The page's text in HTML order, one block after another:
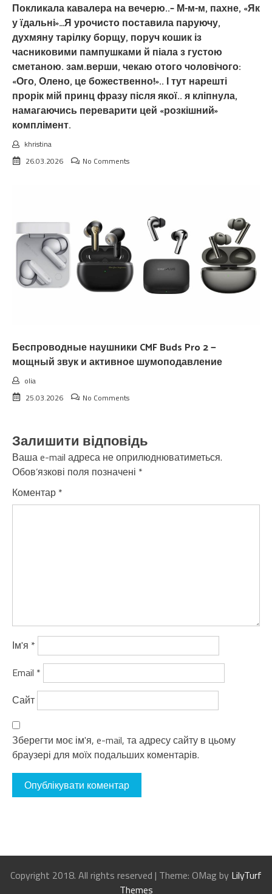
Покликала кавалера на вечерю..– М-м-м, пахне, «Як
у їдальні»…Я урочисто поставила паруючу,
духмяну тарілку борщу, поруч кошик із
часниковими пампушками й піала з густою
сметаною. зам.верши, чекаю отого чоловічого:
«Ого, Олено, це божественно!».. І тут нарешті
прорік мій принц фразу після якої.. я кліпнула,
намагаючись переварити цей «розкішний»
комплімент.
khristina
26.03.2026
No Comments
Беспроводные наушники CMF Buds Pro 2 —
мощный звук и активное шумоподавление
olia
25.03.2026
No Comments
Залишити відповідь
Ваша e-mail адреса не оприлюднюватиметься.
Обов’язкові поля позначені *
Коментар *
Ім'я *
Email *
Сайт
Зберегти моє ім'я, e-mail, та адресу сайту в цьому
браузері для моїх подальших коментарів.
Copyright 2018. All rights reserved | Theme: OMag by LilyTurf
Themes